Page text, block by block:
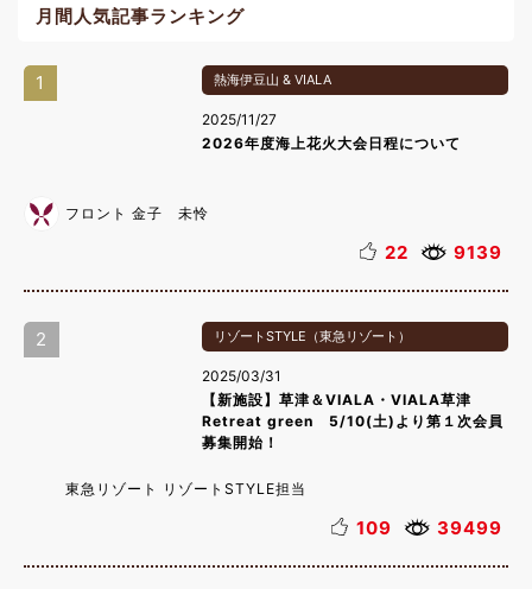
月間人気記事ランキング
1 熱海伊豆山 & VIALA
2025/11/27
2026年度海上花火大会日程について
フロント 金子 未怜
22 9139
2 リゾートSTYLE（東急リゾート）
2025/03/31
【新施設】草津＆VIALA・VIALA草津
Retreat green 5/10(土)より第１次会員
募集開始！
東急リゾート リゾートSTYLE担当
109 39499